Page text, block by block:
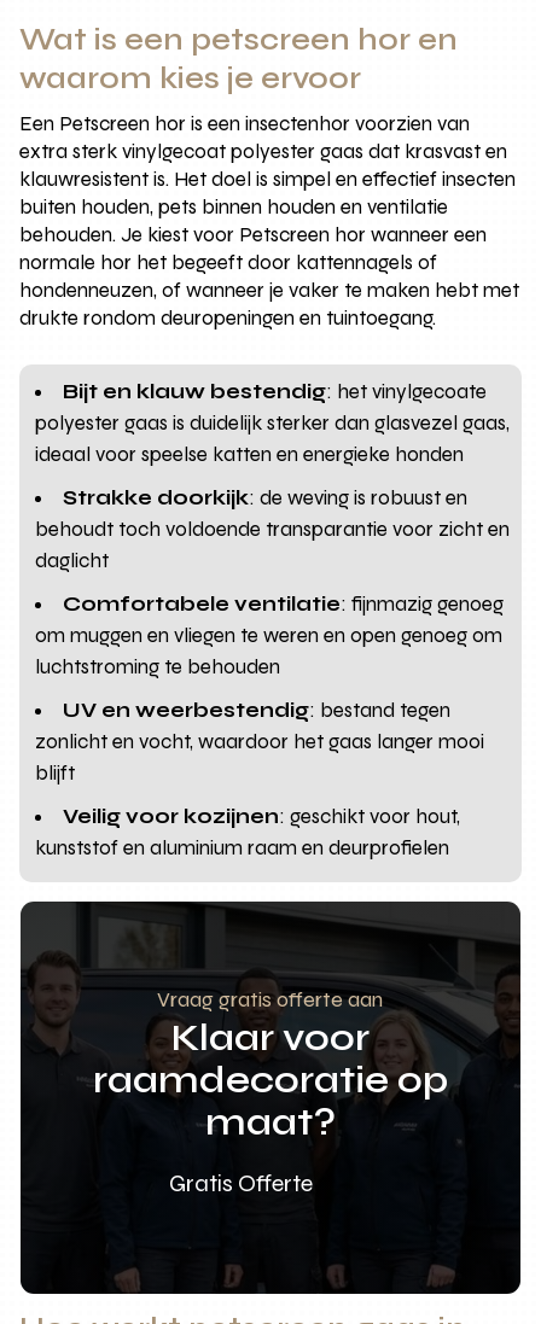
Wat is een petscreen hor en
waarom kies je ervoor
Een Petscreen hor is een insectenhor voorzien van
extra sterk vinylgecoat polyester gaas dat krasvast en
klauwresistent is. Het doel is simpel en effectief insecten
buiten houden, pets binnen houden en ventilatie
behouden. Je kiest voor Petscreen hor wanneer een
normale hor het begeeft door kattennagels of
hondenneuzen, of wanneer je vaker te maken hebt met
drukte rondom deuropeningen en tuintoegang.
Bijt en klauw bestendig: het vinylgecoate
polyester gaas is duidelijk sterker dan glasvezel gaas,
ideaal voor speelse katten en energieke honden
Strakke doorkijk: de weving is robuust en
behoudt toch voldoende transparantie voor zicht en
daglicht
Comfortabele ventilatie: fijnmazig genoeg
om muggen en vliegen te weren en open genoeg om
luchtstroming te behouden
UV en weerbestendig: bestand tegen
zonlicht en vocht, waardoor het gaas langer mooi
blijft
Veilig voor kozijnen: geschikt voor hout,
kunststof en aluminium raam en deurprofielen
Vraag gratis offerte aan
Klaar voor
raamdecoratie op
maat?
Gratis Offerte